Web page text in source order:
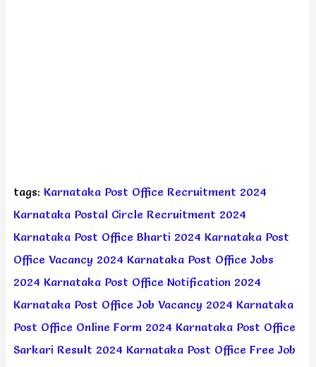
tags: Karnataka Post Office Recruitment 2024
Karnataka Postal Circle Recruitment 2024
Karnataka Post Office Bharti 2024 Karnataka Post
Office Vacancy 2024 Karnataka Post Office Jobs
2024 Karnataka Post Office Notification 2024
Karnataka Post Office Job Vacancy 2024 Karnataka
Post Office Online Form 2024 Karnataka Post Office
Sarkari Result 2024 Karnataka Post Office Free Job